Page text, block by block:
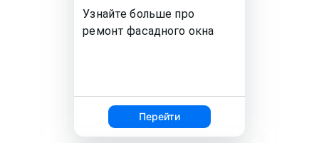
Узнайте больше про
ремонтфасадного окна
Перейти